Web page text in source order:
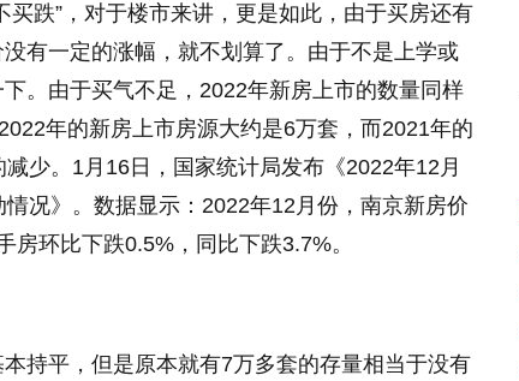
跌”，对于楼市来讲，更是如此，由于买房还有
有一定的涨幅，就不划算了。由于不是上学或
。由于买气不足，2022年新房上市的数量同样
年的新房上市房源大约是6万套，而2021年的
少。1月16日，国家统计局发布《2022年12月
况》。数据显示：2022年12月份，南京新房价
环比下跌0.5%，同比下跌3.7%。
持平，但是原本就有7万多套的存量相当于没有